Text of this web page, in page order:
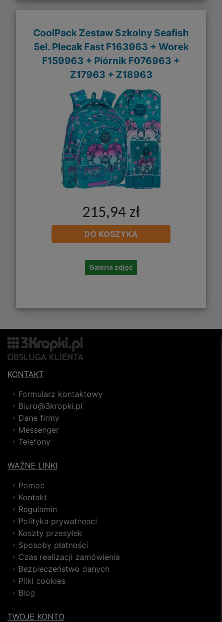
CoolPack Zestaw Szkolny Seafish
5el. Plecak Fast F163963 + Worek
F159963 + Piórnik F076963 +
Z17963 + Z18963
215,94 zł
DO KOSZYKA
Galeria zdjęć
KONTAKT
Formularz kontaktowy
Biuro@3kropki.pl
Dane firmy
Messenger
Telefony
WAŻNE LINKI
Pomoc
Kontakt
Regulamin
Polityka prywatnosci
Koszty przesyłek
Sposoby płatności
Czas realizacji zamówienia
Bezpieczeństwo danych
Pliki cookies
Blog
TWOJE KONTO